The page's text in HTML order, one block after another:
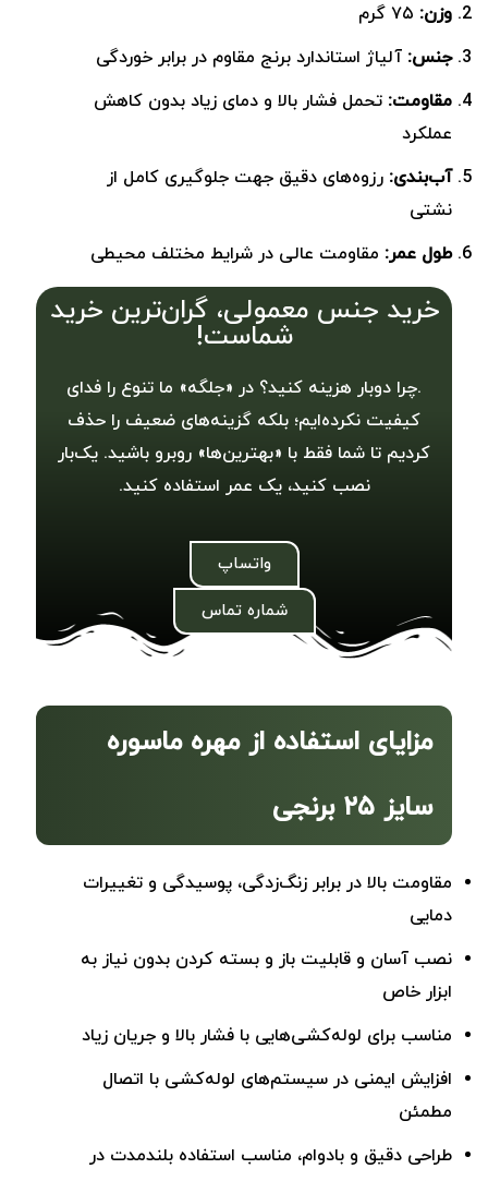
وزن:
جنس: آلیاژ استاندارد برنج مقاوم در برابر خوردگی
مقاومت: تحمل فشار بالا و دمای زیاد بدون کاهش
عملکرد
آب‌بندی: رزوه‌های دقیق جهت جلوگیری کامل از
نشتی
طول عمر: مقاومت عالی در شرایط مختلف محیطی
خرید جنس معمولی، گران‌ترین خرید
شماست!
.چرا دوبار هزینه کنید؟ در «جلگه» ما تنوع را فدای
کیفیت نکرده‌ایم؛ بلکه گزینه‌های ضعیف را حذف
کردیم تا شما فقط با «بهترین‌ها» روبرو باشید. یک‌بار
نصب کنید، یک عمر استفاده کنید.
واتساپ
شماره تماس
مزایای استفاده از مهره ماسوره
سایز ۲۵ برنجی
مقاومت بالا در برابر زنگ‌زدگی، پوسیدگی و تغییرات
دمایی
نصب آسان و قابلیت باز و بسته کردن بدون نیاز به
ابزار خاص
مناسب برای لوله‌کشی‌هایی با فشار بالا و جریان زیاد
افزایش ایمنی در سیستم‌های لوله‌کشی با اتصال
مطمئن
طراحی دقیق و بادوام، مناسب استفاده بلندمدت در